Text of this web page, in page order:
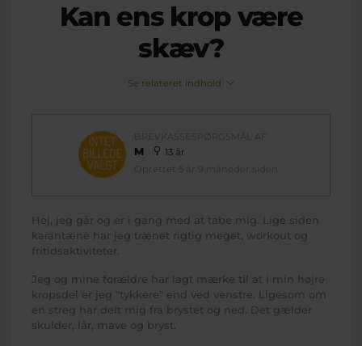
Kan ens krop være
skæv?
Se relateret indhold
BREVKASSESPØRGSMÅL AF
M
13 år
Oprettet 5 år 9 måneder siden
Hej, jeg går og er i gang med at tabe mig. Lige siden
karantæne har jeg trænet rigtig meget, workout og
fritidsaktiviteter.
Jeg og mine forældre har lagt mærke til at i min højre
kropsdel er jeg "tykkere" end ved venstre. Ligesom om
en streg har delt mig fra brystet og ned. Det gælder
skulder, lår, mave og bryst.